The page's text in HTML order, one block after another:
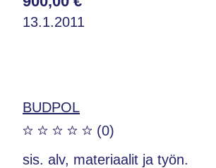
13.1.2011
BUDPOL
(0)
sis. alv, materiaalit ja työn.